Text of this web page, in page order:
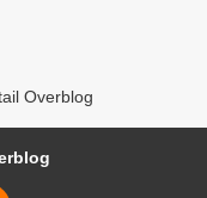
Overblog